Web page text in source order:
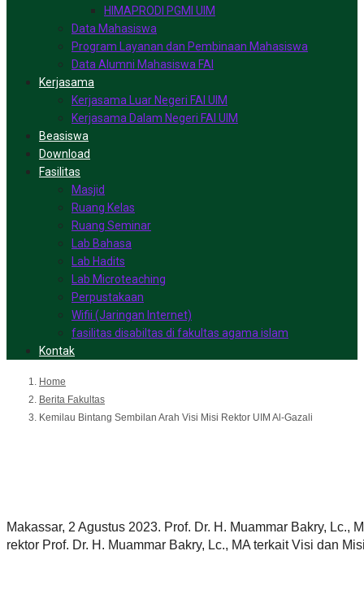
HIMAPRODI PGMI UIM
Data Mahasiswa
Program Layanan dan Pembinaan Mahasiswa
Data Alumni Mahasiswa FAI
Kerjasama
Kerjasama Luar Negeri FAI UIM
Kerjasama Dalam Negeri FAI UIM
Beasiswa
Download
Fasilitas
Masjid
Ruang Kelas
Ruang Seminar
Lab Bahasa
Lab Hadits
Lab Microteaching
Perpustakaan
Wifii (Jaringan Internet)
fasilitas disabiltas di fakultas agama islam
Kontak
Home
Berita Fakultas
Kemilau Bintang Sembilan Arah Visi Misi Rektor UIM Al-Gazali
Makassar, 2 Agustus 2023. Prof. Dr. H. Muammar Bakry,
rektor Prof. Dr. H. Muammar Bakry, Lc., MA terkait Visi dan